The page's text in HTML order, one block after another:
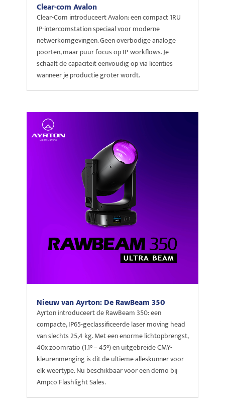
Clear-com Avalon
Clear-Com introduceert Avalon: een compact 1RU
IP-intercomstation speciaal voor moderne
netwerkomgevingen. Geen overbodige analoge
poorten, maar puur focus op IP-workflows. Je
schaalt de capaciteit eenvoudig op via licenties
wanneer je productie groter wordt.
Nieuw van Ayrton: De RawBeam 350
Ayrton introduceert de RawBeam 350: een
compacte, IP65-geclassificeerde laser moving head
van slechts 25,4 kg. Met een enorme lichtopbrengst,
40x zoomratio (1.1° – 45°) en uitgebreide CMY-
kleurenmenging is dit de ultieme alleskunner voor
elk weertype. Nu beschikbaar voor een demo bij
Ampco Flashlight Sales.